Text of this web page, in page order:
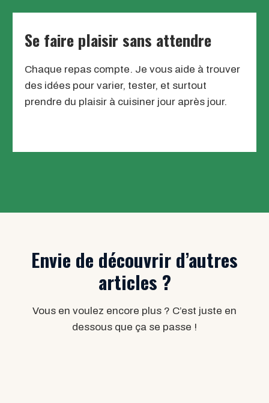
Se faire plaisir sans attendre
Chaque repas compte. Je vous aide à trouver
des idées pour varier, tester, et surtout
prendre du plaisir à cuisiner jour après jour.
Envie de découvrir d’autres
articles ?
Vous en voulez encore plus ? C’est juste en
dessous que ça se passe !